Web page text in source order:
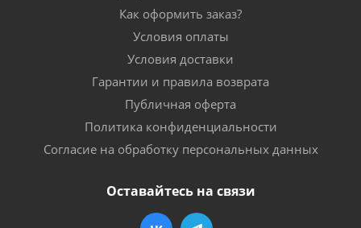
Как оформить заказ?
Условия оплаты
Условия доставки
Гарантии и правила возврата
Публичная оферта
Политика конфиденциальности
Согласие на обработку персональных данных
Оставайтесь на связи